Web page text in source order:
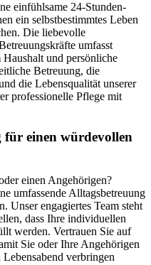
einfühlsame 24-Stunden-
ein selbstbestimmtes Leben
Die liebevolle
umfasst
und persönliche
Betreuung, die
die Lebensqualität unserer
professionelle Pflege mit
für einen würdevollen
einen Angehörigen?
umfassende Alltagsbetreuung
Unser engagiertes Team steht
dass Ihre individuellen
werden. Vertrauen Sie auf
Sie oder Ihre Angehörigen
verbringen